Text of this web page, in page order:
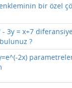
bir özel
- 3y = x+7
?
2x)